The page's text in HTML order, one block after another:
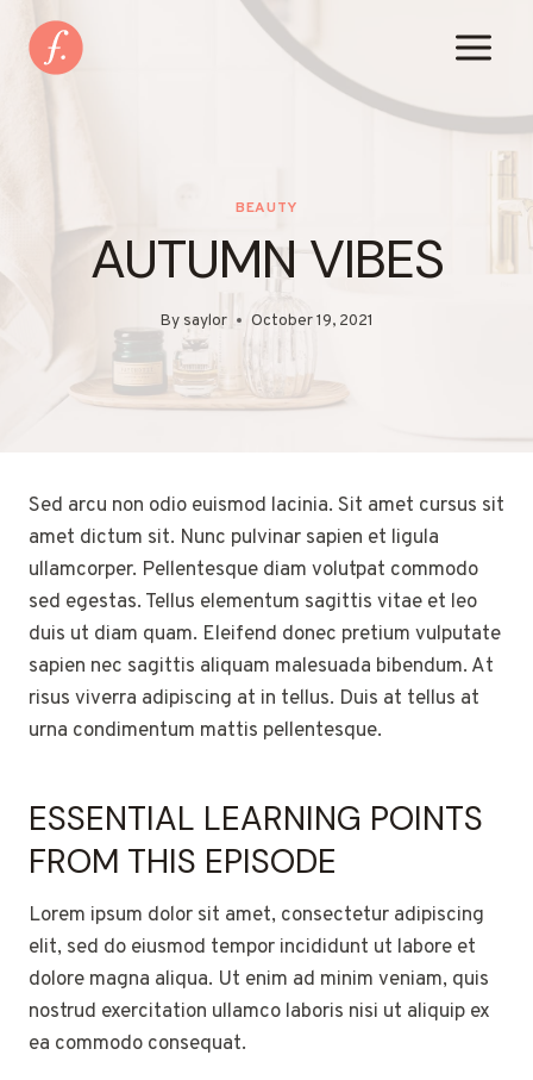
content
BEAUTY
AUTUMN VIBES
By saylor October 19, 2021
Sed arcu non odio euismod lacinia. Sit amet cursus sit
amet dictum sit. Nunc pulvinar sapien et ligula
ullamcorper. Pellentesque diam volutpat commodo
sed egestas. Tellus elementum sagittis vitae et leo
duis ut diam quam. Eleifend donec pretium vulputate
sapien nec sagittis aliquam malesuada bibendum. At
risus viverra adipiscing at in tellus. Duis at tellus at
urna condimentum mattis pellentesque.
ESSENTIAL LEARNING POINTS
FROM THIS EPISODE
Lorem ipsum dolor sit amet, consectetur adipiscing
elit, sed do eiusmod tempor incididunt ut labore et
dolore magna aliqua. Ut enim ad minim veniam, quis
nostrud exercitation ullamco laboris nisi ut aliquip ex
ea commodo consequat.